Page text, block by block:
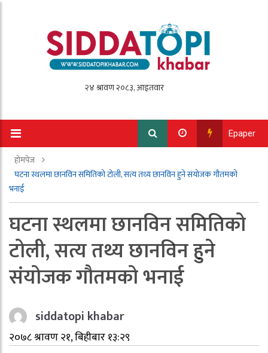
Epaper
होमपेज
घटना स्थलमा छानविन समितिको टोली, सत्य तथ्य छानविन हुने संयोजक गौतमको
भनाई
घटना स्थलमा छानविन समितिको
टोली, सत्य तथ्य छानविन हुने
संयोजक गौतमको भनाई
siddatopi khabar
२०७८ श्रावण २१, बिहीबार १३:२९